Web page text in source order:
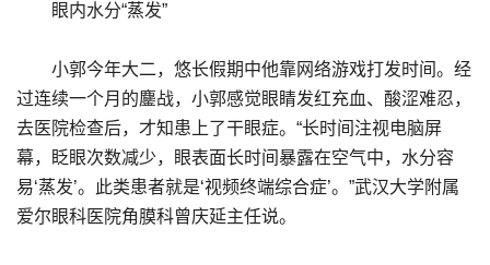
眼内水分“蒸发”
小郭今年大二，悠长假期中他靠网络游戏打发时间。经
过连续一个月的鏖战，小郭感觉眼睛发红充血、酸涩难忍，
去医院检查后，才知患上了干眼症。“长时间注视电脑屏
幕，眨眼次数减少，眼表面长时间暴露在空气中，水分容
易‘蒸发’。此类患者就是‘视频终端综合症’。”武汉大学附属
爱尔眼科医院角膜科曾庆延主任说。